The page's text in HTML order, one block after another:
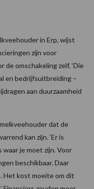
in Erp, wijst
zijn voor
de omschakeling zelf. ‘Die
en bedrijfsuitbreiding –
aan duurzaamheid
dat de
kan zijn. ‘Er is
waar je moet zijn. Voor
beschikbaar. Daar
Het kost moeite om dit